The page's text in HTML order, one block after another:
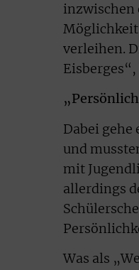
inzwischen
Möglichkeit
verleihen.
Dabei
und
mit
allerdings
Was als